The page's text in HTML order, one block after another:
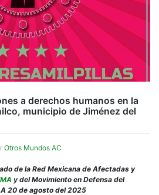
a derechos humanos en la
municipio de Jiménez del
Otros Mundos AC
de la Red Mexicana de Afectadas y
y del Movimiento en Defensa del
20 de agosto del 2025